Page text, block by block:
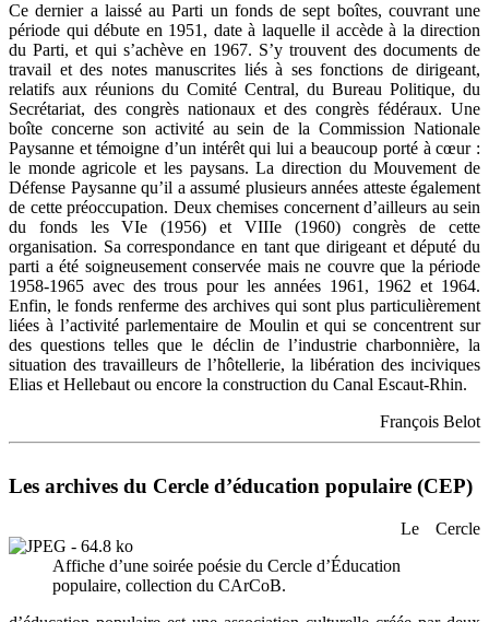
Ce dernier a laissé au Parti un fonds de sept boîtes, couvrant une
période qui débute en 1951, date à laquelle il accède à la direction
du Parti, et qui s’achève en 1967. S’y trouvent des documents de
travail et des notes manuscrites liés à ses fonctions de dirigeant,
relatifs aux réunions du Comité Central, du Bureau Politique, du
Secrétariat, des congrès nationaux et des congrès fédéraux. Une
boîte concerne son activité au sein de la Commission Nationale
Paysanne et témoigne d’un intérêt qui lui a beaucoup porté à cœur :
le monde agricole et les paysans. La direction du Mouvement de
Défense Paysanne qu’il a assumé plusieurs années atteste également
de cette préoccupation. Deux chemises concernent d’ailleurs au sein
du fonds les VIe (1956) et VIIIe (1960) congrès de cette
organisation. Sa correspondance en tant que dirigeant et député du
parti a été soigneusement conservée mais ne couvre que la période
1958-1965 avec des trous pour les années 1961, 1962 et 1964.
Enfin, le fonds renferme des archives qui sont plus particulièrement
liées à l’activité parlementaire de Moulin et qui se concentrent sur
des questions telles que le déclin de l’industrie charbonnière, la
situation des travailleurs de l’hôtellerie, la libération des inciviques
Elias et Hellebaut ou encore la construction du Canal Escaut-Rhin.
François Belot
Les archives du Cercle d’éducation populaire (CEP)
Affiche d’une soirée poésie du Cercle d’Éducation
populaire, collection du CArCoB.
Le Cercle